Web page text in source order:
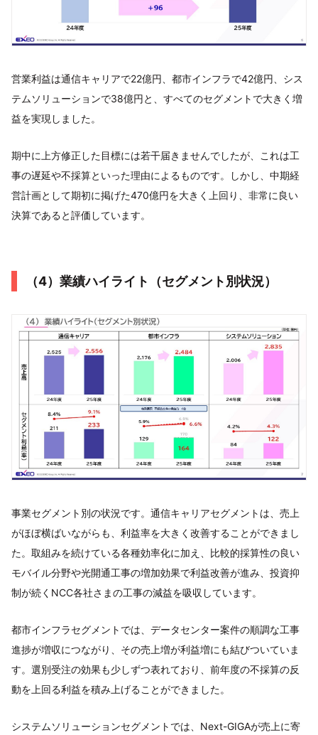
営業利益は通信キャリアで22億円、都市インフラで42億円、シス
テムソリューションで38億円と、すべてのセグメントで大きく増
益を実現しました。
期中に上方修正した目標には若干届きませんでしたが、これは工
事の遅延や不採算といった理由によるものです。しかし、中期経
営計画として期初に掲げた470億円を大きく上回り、非常に良い
決算であると評価しています。
（4）業績ハイライト（セグメント別状況）
事業セグメント別の状況です。通信キャリアセグメントは、売上
がほぼ横ばいながらも、利益率を大きく改善することができまし
た。取組みを続けている各種効率化に加え、比較的採算性の良い
モバイル分野や光開通工事の増加効果で利益改善が進み、投資抑
制が続くNCC各社さまの工事の減益を吸収しています。
都市インフラセグメントでは、データセンター案件の順調な工事
進捗が増収につながり、その売上増が利益増にも結びついていま
す。選別受注の効果も少しずつ表れており、前年度の不採算の反
動を上回る利益を積み上げることができました。
システムソリューションセグメントでは、Next-GIGAが売上に寄